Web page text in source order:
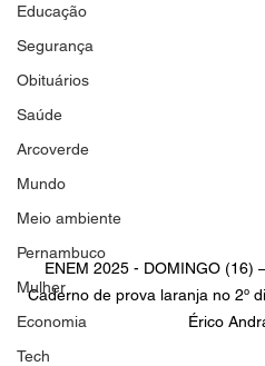
Educação
Segurança
Obituários
Saúde
Arcoverde
Mundo
Meio ambiente
Pernambuco
Mulher
Economia
Tech
ENEM 2025 - DOMINGO (16)
Caderno de prova laranja no 2º
Érico